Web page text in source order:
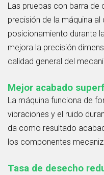
Las pruebas con barra de
precisión de la máquina
posicionamiento durante
mejora la precisión
calidad general del
Mejor acabado
La máquina funciona de
vibraciones y el ruido
da como resultado
los componentes
Tasa de desecho